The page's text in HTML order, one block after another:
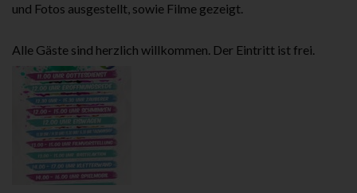
und Fotos ausgestellt, sowie Filme gezeigt.
Alle Gäste sind herzlich willkommen. Der Eintritt ist frei.